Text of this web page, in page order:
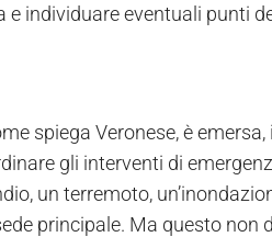
e individuare eventuali punti
spiega Veronese, è
gli interventi di
un terremoto,
principale. Ma questo